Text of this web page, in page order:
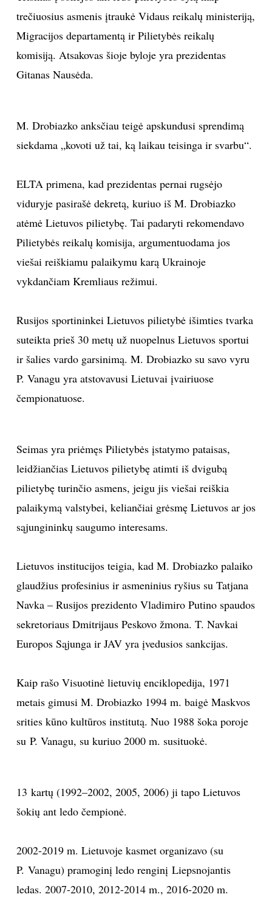
trečiuosius asmenis įtraukė Vidaus reikalų ministeriją,
Migracijos departamentą ir Pilietybės reikalų
komisiją. Atsakovas šioje byloje yra prezidentas
Gitanas Nausėda.
M. Drobiazko anksčiau teigė apskundusi sprendimą
siekdama „kovoti už tai, ką laikau teisinga ir svarbu“.
ELTA primena, kad prezidentas pernai rugsėjo
viduryje pasirašė dekretą, kuriuo iš M. Drobiazko
atėmė Lietuvos pilietybę. Tai padaryti rekomendavo
Pilietybės reikalų komisija, argumentuodama jos
viešai reiškiamu palaikymu karą Ukrainoje
vykdančiam Kremliaus režimui.
Rusijos sportininkei Lietuvos pilietybė išimties tvarka
suteikta prieš 30 metų už nuopelnus Lietuvos sportui
ir šalies vardo garsinimą. M. Drobiazko su savo vyru
P. Vanagu yra atstovavusi Lietuvai įvairiuose
čempionatuose.
Seimas yra priėmęs Pilietybės įstatymo pataisas,
leidžiančias Lietuvos pilietybę atimti iš dvigubą
pilietybę turinčio asmens, jeigu jis viešai reiškia
palaikymą valstybei, keliančiai grėsmę Lietuvos ar jos
sąjungininkų saugumo interesams.
Lietuvos institucijos teigia, kad M. Drobiazko palaiko
glaudžius profesinius ir asmeninius ryšius su Tatjana
Navka – Rusijos prezidento Vladimiro Putino spaudos
sekretoriaus Dmitrijaus Peskovo žmona. T. Navkai
Europos Sąjunga ir JAV yra įvedusios sankcijas.
Kaip rašo Visuotinė lietuvių enciklopedija, 1971
metais gimusi M. Drobiazko 1994 m. baigė Maskvos
srities kūno kultūros institutą. Nuo 1988 šoka poroje
su P. Vanagu, su kuriuo 2000 m. susituokė.
13 kartų (1992–2002, 2005, 2006) ji tapo Lietuvos
šokių ant ledo čempionė.
2002-2019 m. Lietuvoje kasmet organizavo (su
P. Vanagu) pramoginį ledo renginį Liepsnojantis
ledas. 2007-2010, 2012-2014 m., 2016-2020 m.